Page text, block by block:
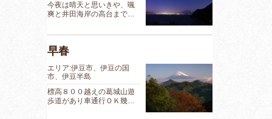
今夜は晴天と思いきや、颯
爽と井田海岸の高台まで…
早春
エリア:伊豆市、伊豆の国
市、伊豆半島
標高８００越えの葛城山遊
歩道があり車通行ＯＫ幾…